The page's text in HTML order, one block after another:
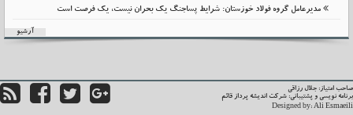
مدیرعامل گروه فولاد خوزستان: شرایط پساجنگ یک بحران نیست، یک فرصت است
آرشیو
امتیاز: جلال رزاقی
نویسی و پشتیبانی: شرکت اندیشه پرداز قائم
Designed by: Ali